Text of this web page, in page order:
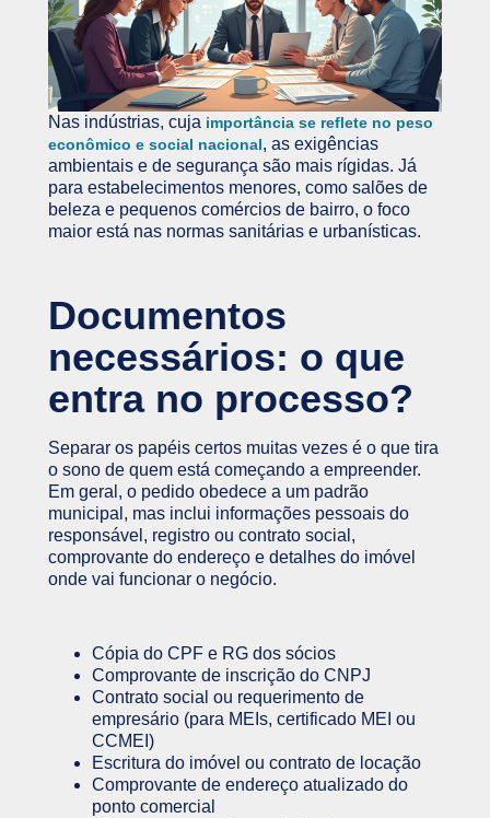
Nas indústrias, cuja importância se reflete no peso
econômico e social nacional, as exigências
ambientais e de segurança são mais rígidas. Já
para estabelecimentos menores, como salões de
beleza e pequenos comércios de bairro, o foco
maior está nas normas sanitárias e urbanísticas.
Documentos
necessários: o que
entra no processo?
Separar os papéis certos muitas vezes é o que tira
o sono de quem está começando a empreender.
Em geral, o pedido obedece a um padrão
municipal, mas inclui informações pessoais do
responsável, registro ou contrato social,
comprovante do endereço e detalhes do imóvel
onde vai funcionar o negócio.
Cópia do CPF e RG dos sócios
Comprovante de inscrição do CNPJ
Contrato social ou requerimento de
empresário (para MEIs, certificado MEI ou
CCMEI)
Escritura do imóvel ou contrato de locação
Comprovante de endereço atualizado do
ponto comercial